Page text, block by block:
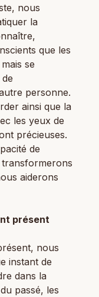
nous
la
que les
se
personne.
ainsi que la
les yeux de
précieuses.
de
transformerons
aiderons
présent
nous
instant de
dans la
passé, les